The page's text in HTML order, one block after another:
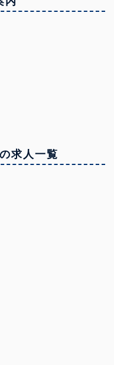
求人一覧